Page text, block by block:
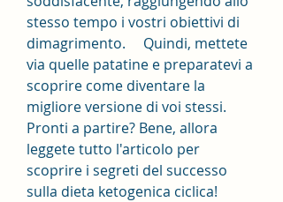
stesso tempo i vostri obiettivi di
dimagrimento.     Quindi, mettete
via quelle patatine e preparatevi a
scoprire come diventare la
migliore versione di voi stessi.
Pronti a partire? Bene, allora
leggete tutto l'articolo per
scoprire i segreti del successo
sulla dieta ketogenica ciclica!